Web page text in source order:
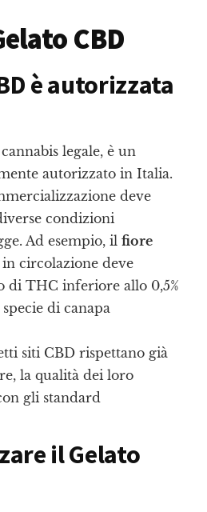
CBD
è autorizzata
legale, è un
autorizzato in Italia.
deve
condizioni
Ad esempio, ilfiore
in circolazione deve
di THC inferiore allo 0,5%
di canapa
siti CBD rispettano già
la qualità dei loro
gli standard
il Gelato